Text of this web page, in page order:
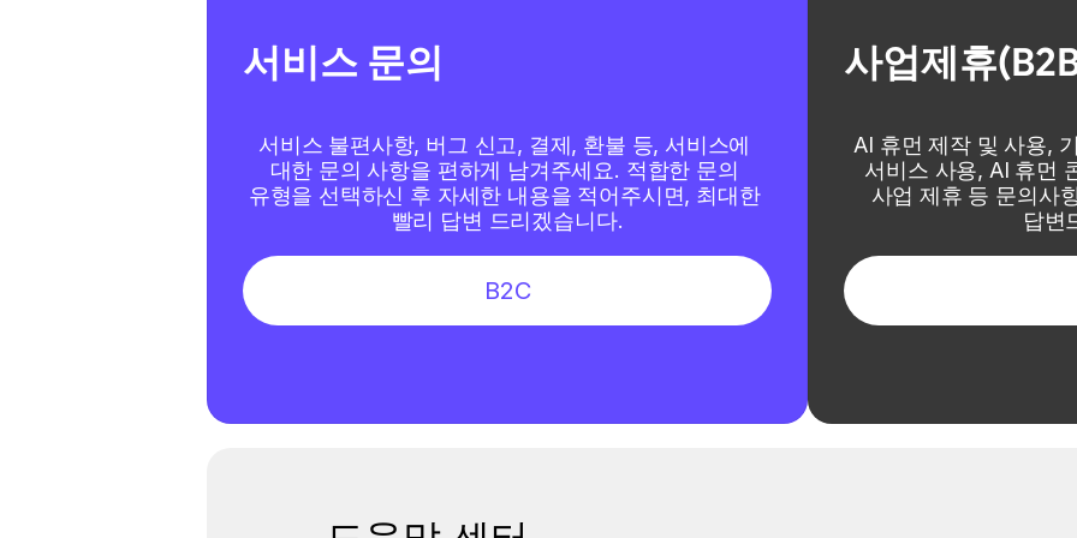
서비스 문의
서비스 불편사항, 버그 신고, 결제, 환불 등, 서비스에
대한 문의 사항을 편하게 남겨주세요. 적합한 문의
유형을 선택하신 후 자세한 내용을 적어주시면, 최대한
빨리 답변 드리겠습니다.
B2C
사업제휴
AI 휴먼 제작 및 사용,
서비스 사용, AI 휴먼
사업 제휴 등 문의사
답변